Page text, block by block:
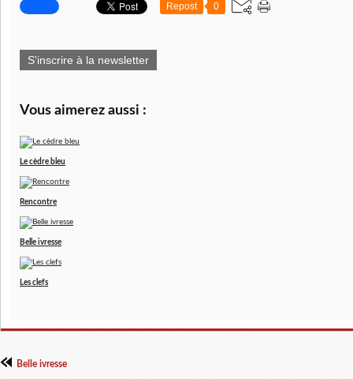
Repost 0
S'inscrire à la newsletter
Vous aimerez aussi :
Le cèdre bleu
Rencontre
Belle ivresse
Les clefs
Belle ivresse